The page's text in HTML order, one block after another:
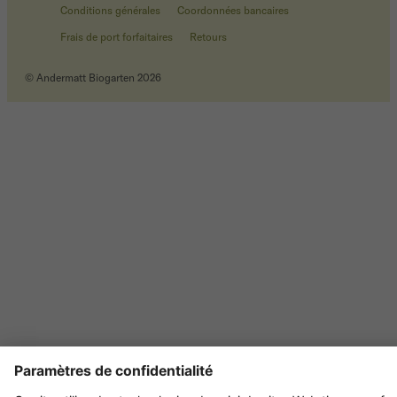
Conditions générales
Coordonnées bancaires
Frais de port forfaitaires
Retours
© Andermatt Biogarten 2026